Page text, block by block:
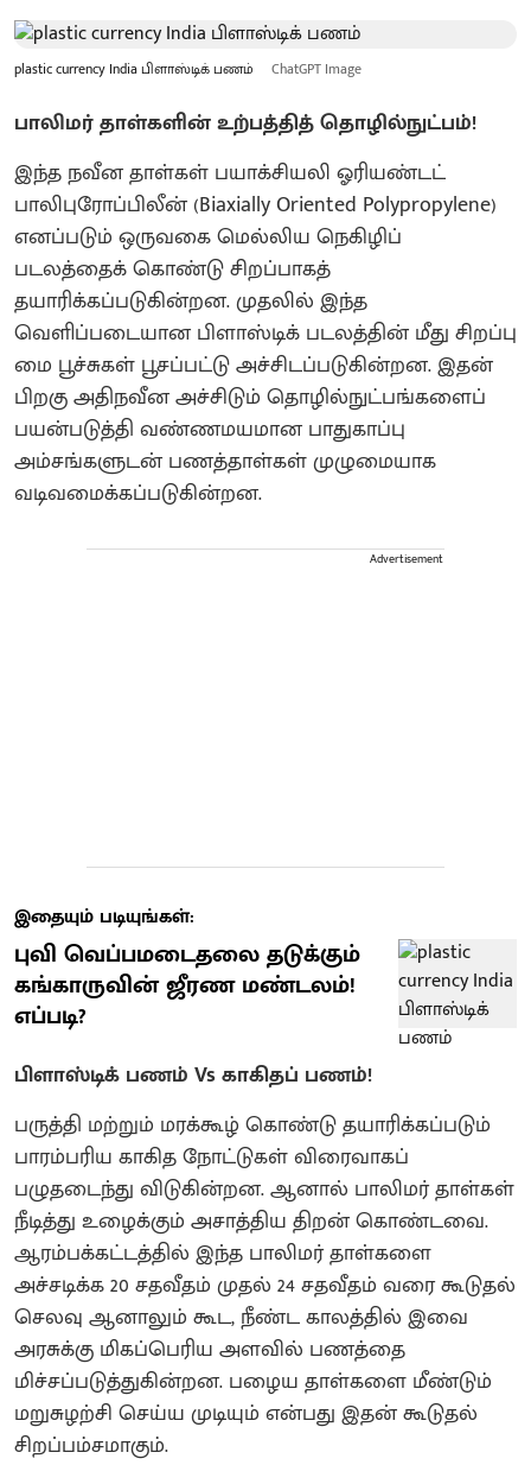
plastic currency India பிளாஸ்டிக் பணம் ChatGPT Image
பாலிமர் தாள்களின் உற்பத்தித் தொழில்நுட்பம்!
இந்த நவீன தாள்கள் பயாக்சியலி ஓரியண்டட்
பாலிபுரோப்பிலீன் (Biaxially Oriented Polypropylene)
எனப்படும் ஒருவகை மெல்லிய நெகிழிப்
படலத்தைக் கொண்டு சிறப்பாகத்
தயாரிக்கப்படுகின்றன. முதலில் இந்த
வெளிப்படையான பிளாஸ்டிக் படலத்தின் மீது சிறப்பு
மை பூச்சுகள் பூசப்பட்டு அச்சிடப்படுகின்றன. இதன்
பிறகு அதிநவீன அச்சிடும் தொழில்நுட்பங்களைப்
பயன்படுத்தி வண்ணமயமான பாதுகாப்பு
அம்சங்களுடன் பணத்தாள்கள் முழுமையாக
வடிவமைக்கப்படுகின்றன.
Advertisement
இதையும் படியுங்கள்:
புவி வெப்பமடைதலை தடுக்கும்
கங்காருவின் ஜீரண மண்டலம்!
எப்படி?
பிளாஸ்டிக் பணம் Vs காகிதப் பணம்!
பருத்தி மற்றும் மரக்கூழ் கொண்டு தயாரிக்கப்படும்
பாரம்பரிய காகித நோட்டுகள் விரைவாகப்
பழுதடைந்து விடுகின்றன. ஆனால் பாலிமர் தாள்கள்
நீடித்து உழைக்கும் அசாத்திய திறன் கொண்டவை.
ஆரம்பக்கட்டத்தில் இந்த பாலிமர் தாள்களை
அச்சடிக்க 20 சதவீதம் முதல் 24 சதவீதம் வரை கூடுதல்
செலவு ஆனாலும் கூட, நீண்ட காலத்தில் இவை
அரசுக்கு மிகப்பெரிய அளவில் பணத்தை
மிச்சப்படுத்துகின்றன. பழைய தாள்களை மீண்டும்
மறுசுழற்சி செய்ய முடியும் என்பது இதன் கூடுதல்
சிறப்பம்சமாகும்.